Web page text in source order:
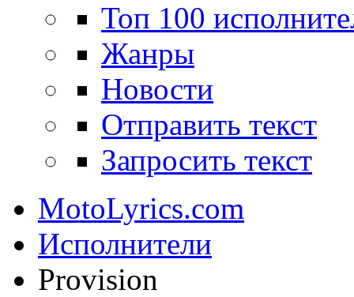
Топ 100
Жанры
Новости
Отправить текст
Запросить текст
MotoLyrics.com
Исполнители
Provision